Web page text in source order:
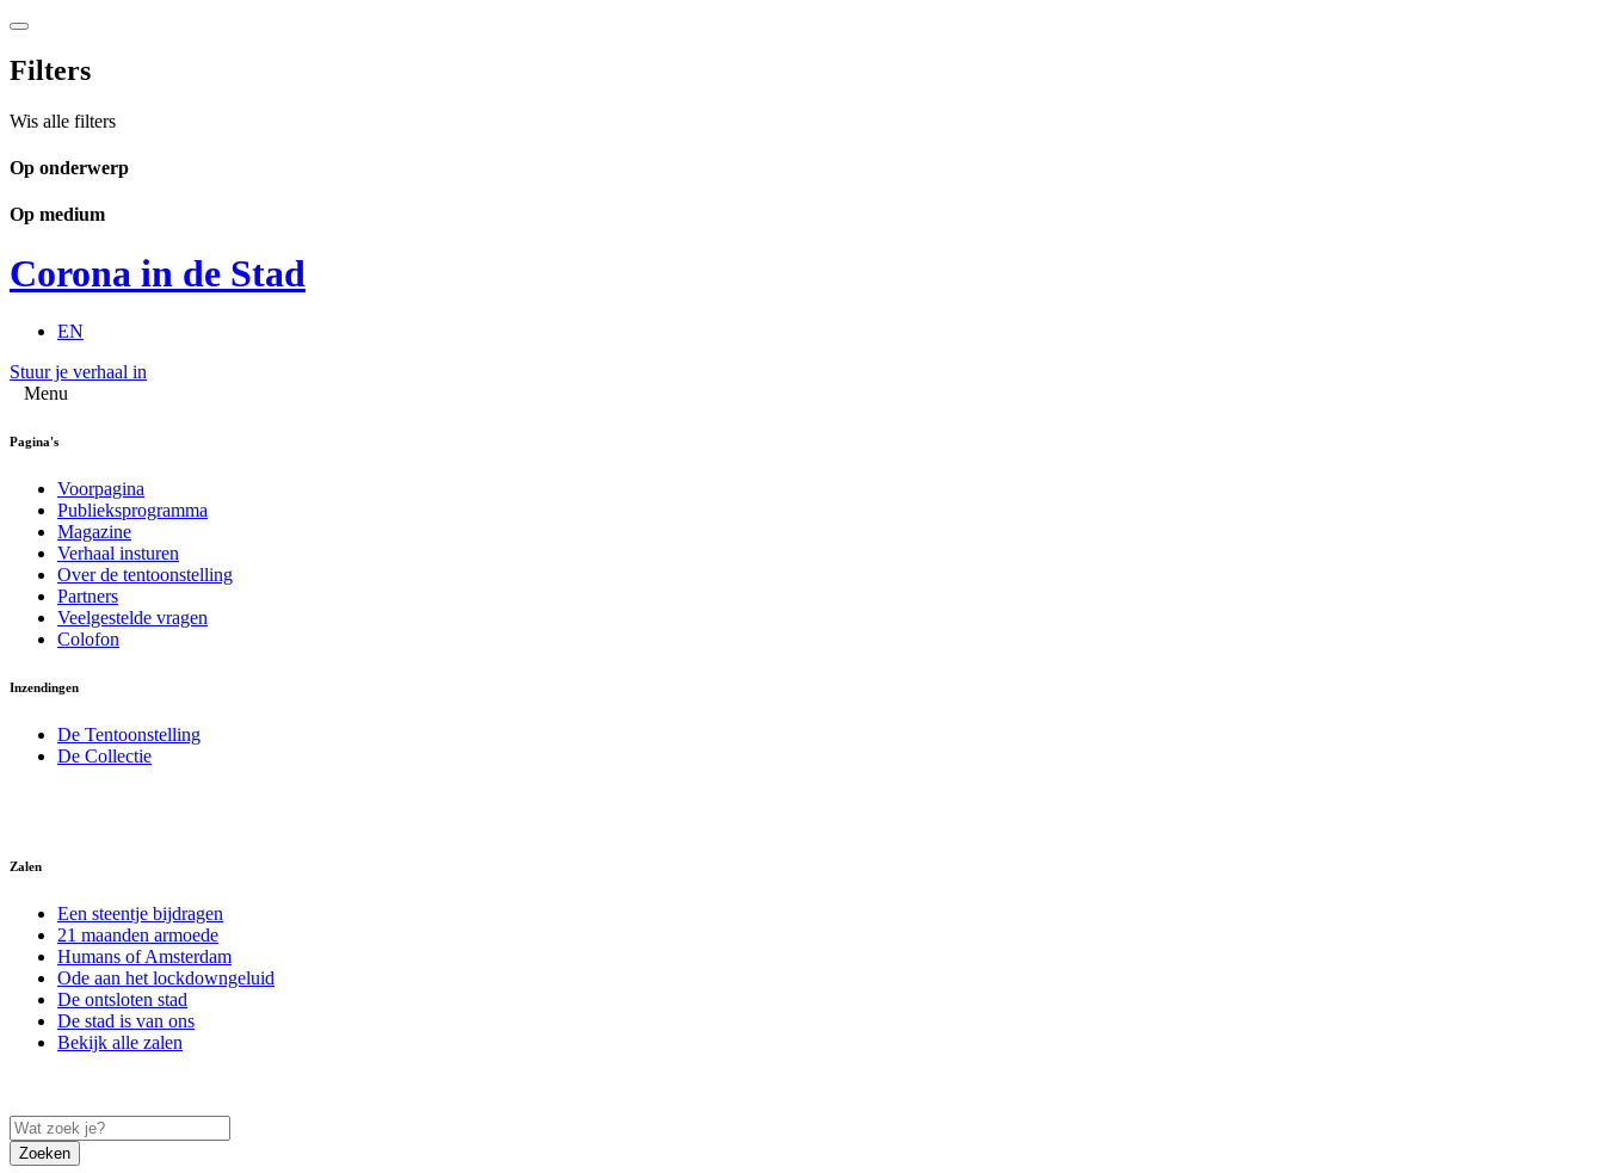
Filters
Wis alle filters
Op onderwerp
Op medium
Corona in de Stad
EN
Stuur je verhaal in
Menu
Pagina's
Voorpagina
Publieksprogramma
Magazine
Verhaal insturen
Over de tentoonstelling
Partners
Veelgestelde vragen
Colofon
Inzendingen
De Tentoonstelling
De Collectie
Zalen
Een steentje bijdragen
21 maanden armoede
Humans of Amsterdam
Ode aan het lockdowngeluid
De ontsloten stad
De stad is van ons
Bekijk alle zalen
Zoeken